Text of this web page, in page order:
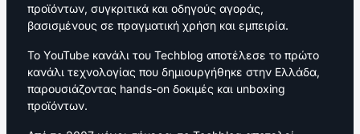
προϊόντων, συγκριτικά και οδηγούς αγοράς,
βασισμένους σε πραγματική χρήση και εμπειρία.
Το YouTube κανάλι του Techblog αποτέλεσε το πρώτο
κανάλι τεχνολογίας που δημιουργήθηκε στην Ελλάδα,
παρουσιάζοντας hands-on δοκιμές και unboxing
προϊόντων.